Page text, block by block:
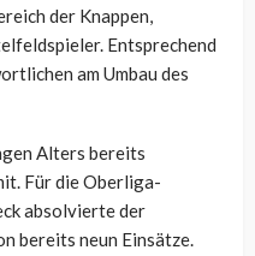
der Knappen,
Entsprechend
am Umbau des
Alters bereits
Für die Oberliga-
absolvierte der
bereits neun Einsätze.